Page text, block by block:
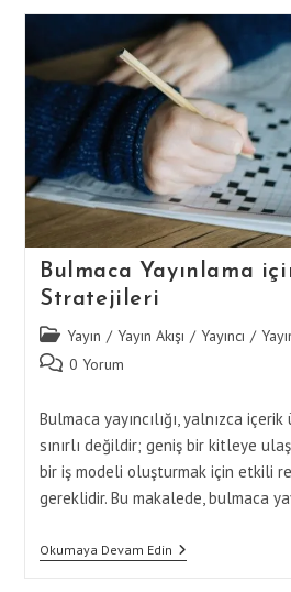
Pazar
Araştırması
Ve
Analiz
Bulmaca Yayınlama
Stratejileri
Post
category:
Yayın / Yayın Akışı / Yayıncı /
Post 0 Yorum
Bulmaca yayıncılığı, yalnızca
sınırlı değildir; geniş bir kitleye
bir iş modeli oluşturmak için etkili
gereklidir. Bu makalede, bulmaca
Okumaya Devam EdinBulmaca
Yayınlama